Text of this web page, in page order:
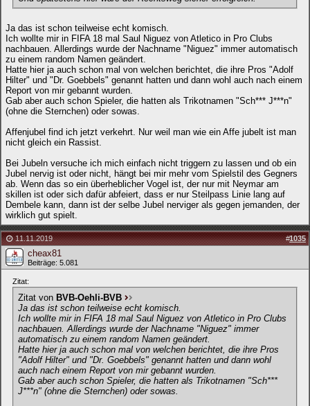
Ja das ist schon teilweise echt komisch.
Ich wollte mir in FIFA 18 mal Saul Niguez von Atletico in Pro Clubs
nachbauen. Allerdings wurde der Nachname "Niguez" immer automatisch
zu einem random Namen geändert.
Hatte hier ja auch schon mal von welchen berichtet, die ihre Pros "Adolf
Hilter" und "Dr. Goebbels" genannt hatten und dann wohl auch nach einem
Report von mir gebannt wurden.
Gab aber auch schon Spieler, die hatten als Trikotnamen "Sch*** J***n"
(ohne die Sternchen) oder sowas.
Affenjubel find ich jetzt verkehrt. Nur weil man wie ein Affe jubelt ist man
nicht gleich ein Rassist.
Bei Jubeln versuche ich mich einfach nicht triggern zu lassen und ob ein
Jubel nervig ist oder nicht, hängt bei mir mehr vom Spielstil des Gegners
ab. Wenn das so ein überheblicher Vogel ist, der nur mit Neymar am
skillen ist oder sich dafür abfeiert, dass er nur Steilpass Linie lang auf
Dembele kann, dann ist der selbe Jubel nerviger als gegen jemanden, der
wirklich gut spielt.
11.11.2019 #1035
cheax81
Beiträge: 5.081
Zitat:
Zitat von BVB-Oehli-BVB
Ja das ist schon teilweise echt komisch.
Ich wollte mir in FIFA 18 mal Saul Niguez von Atletico in Pro Clubs
nachbauen. Allerdings wurde der Nachname "Niguez" immer
automatisch zu einem random Namen geändert.
Hatte hier ja auch schon mal von welchen berichtet, die ihre Pros
"Adolf Hilter" und "Dr. Goebbels" genannt hatten und dann wohl
auch nach einem Report von mir gebannt wurden.
Gab aber auch schon Spieler, die hatten als Trikotnamen "Sch***
J***n" (ohne die Sternchen) oder sowas.